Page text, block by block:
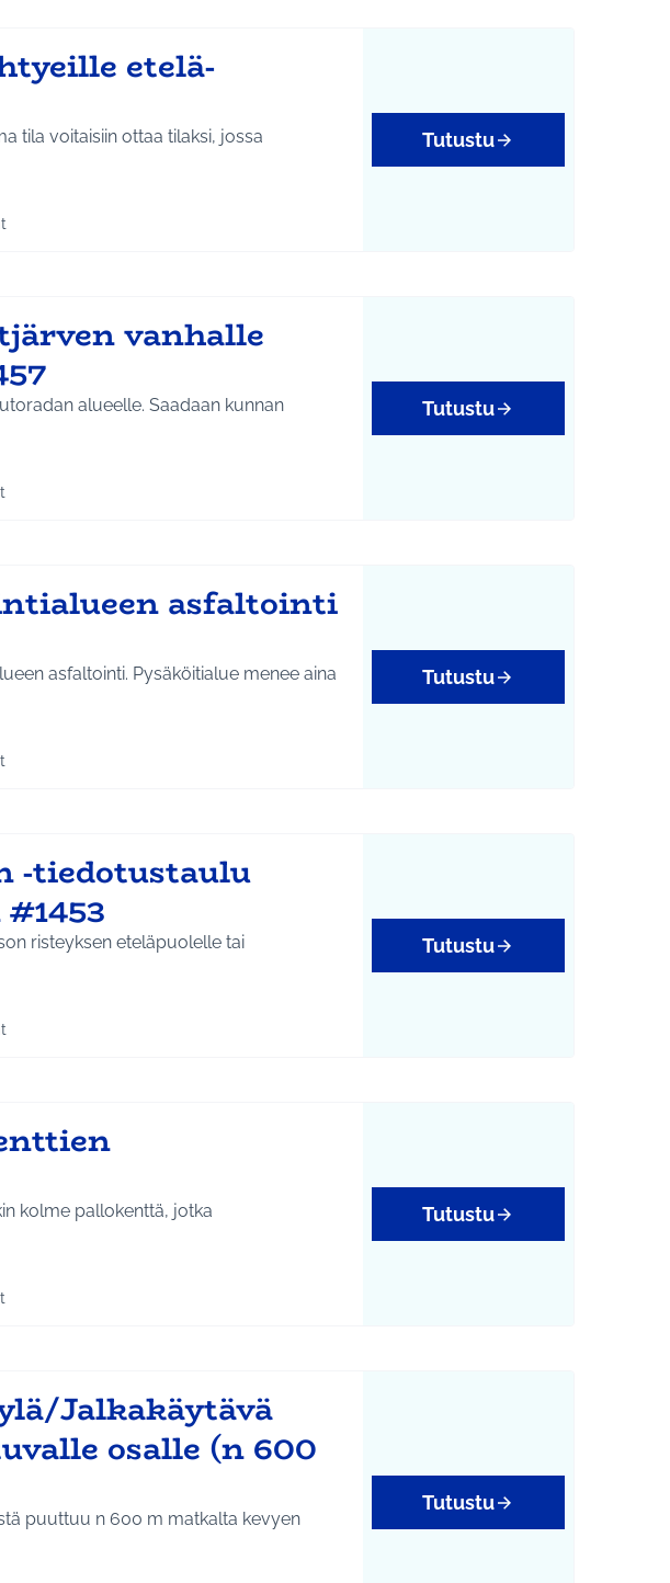
etelä-
tila voitaisiin ottaa tilaksi, jossa
Kulttuuri ja tapahtumat
Tutustu
vanhalle
Saadaan kunnan
Liikunta ja harrastukset
Tutustu
asfaltointi
asfaltointi. Pysäköitialue menee aina
Liikunta ja harrastukset
Tutustu
-tiedotustaulu
risteyksen eteläpuolelle tai
Kulttuuri ja tapahtumat
Tutustu
kolme pallokenttä, jotka
Liikunta ja harrastukset
Tutustu
Jalkakäytävä
osalle (n 600
puuttuu n 600 m matkalta kevyen
Tutustu